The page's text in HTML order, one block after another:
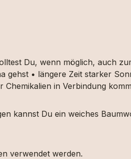
Du, wenn möglich, auch
• längere Zeit starker
in Verbindung
kannst Du ein weiches
verwendet werden.